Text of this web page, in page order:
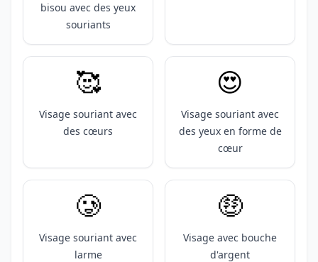
bisou avec des yeux
souriants
🥰
Visage souriant avec
des cœurs
😍
Visage souriant avec
des yeux en forme de
cœur
🥲
Visage souriant avec
larme
🤑
Visage avec bouche
d'argent